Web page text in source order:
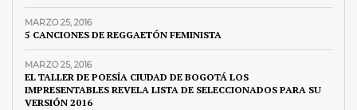
MARZO 25, 2016
5 CANCIONES DE REGGAETÓN FEMINISTA
MARZO 25, 2016
EL TALLER DE POESÍA CIUDAD DE BOGOTÁ LOS
IMPRESENTABLES REVELA LISTA DE SELECCIONADOS PARA SU
VERSIÓN 2016